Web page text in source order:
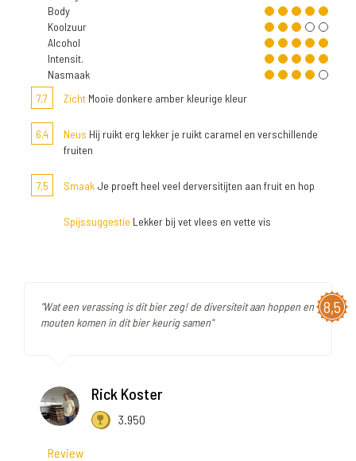
Body
Koolzuur
Alcohol
Intensit.
Nasmaak
7,7
Zicht Mooie donkere amber kleurige kleur
6,4 Neus Hij ruikt erg lekker je ruikt caramel en verschillende
fruiten
7,5 Smaak Je proeft heel veel derversitijten aan fruit en hop
Spijssuggestie Lekker bij vet vlees en vette vis
8,5
"Wat een verassing is dit bier zeg! de diversiteit aan hoppen en
mouten komen in dit bier keurig samen"
Rick Koster
3.950
Review